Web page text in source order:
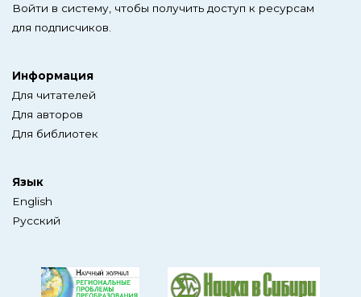
Войти в систему, чтобы получить доступ к ресурсам
для подписчиков.
Информация
Для читателей
Для авторов
Для библиотек
Язык
English
Русский